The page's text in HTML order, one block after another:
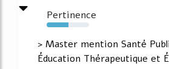
Pertinence
52%
> Master mention Santé
Éducation Thérapeutique et